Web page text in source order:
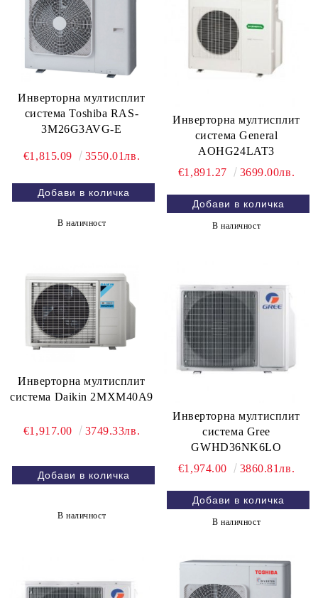
Инверторна мултисплит
система Toshiba RAS-
3M26G3AVG-E
€1,815.09 3550.01лв.
В наличност
Инверторна мултисплит
система General
AOHG24LAT3
€1,891.27
3699.00лв.
В наличност
Инверторна мултисплит
система Daikin 2MXM40A9
€1,917.00 3749.33лв.
В наличност
Инверторна мултисплит
система Gree
GWHD36NK6LO
€1,974.00
3860.81лв.
В наличност